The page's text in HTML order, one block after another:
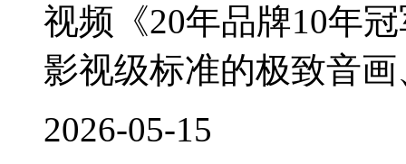
视频《20年品牌10年
影视级标准的极致音画
2026-05-15